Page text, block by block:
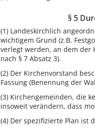
§ 5
(1) Landeskirchlich
wichtigem Grund (z.B.
verlegt werden, an dem der
nach § 7 Absatz 3).
(2) Der Kirchenvorstand
Fassung (Benennung der
(3) Kirchengemeinden, die
insoweit verändern, dass
(4) Der spezifizierte Plan ist